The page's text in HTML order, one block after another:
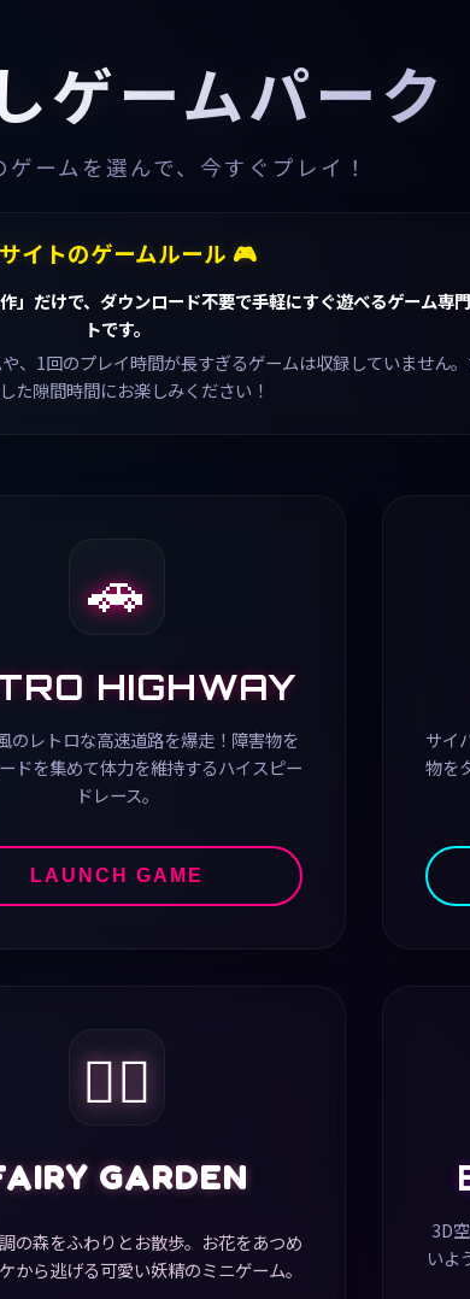
ゲームパーク
ームを選んで、今すぐプレイ！
イトのゲームルール 🎮
」だけで、ダウンロード不要で手軽にすぐ遊べるゲーム専
トです。
、1回のプレイ時間が長すぎるゲームは収録していません
た隙間時間にお楽しみください！
🚗
HIGHWAY
のレトロな高速道路を爆走！障害物を
ドを集めて体力を維持するハイスピー
ドレース。
LAUNCH GAME
サイ
物を
🧚‍♀️
GARDEN
の森をふわりとお散歩。お花をあつめ
から逃げる可愛い妖精のミニゲーム。
3D
いよ